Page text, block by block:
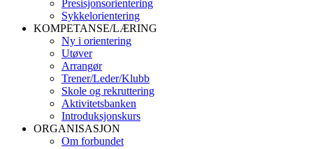
Presisjonsorientering
Sykkelorientering
KOMPETANSE/LÆRING
Ny i orientering
Utøver
Arrangør
Trener/Leder/Klubb
Skole og rekruttering
Aktivitetsbanken
Introduksjonskurs
ORGANISASJON
Om forbundet